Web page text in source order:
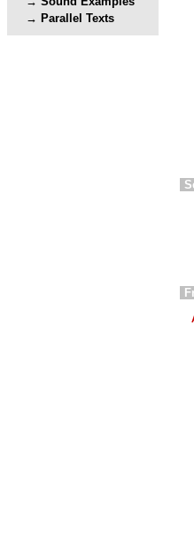
Parallel Texts